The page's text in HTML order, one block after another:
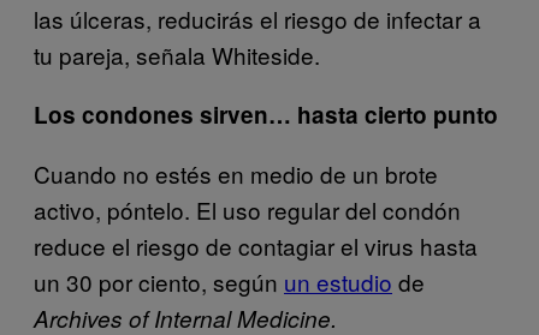
las úlceras, reducirás el riesgo de infectar a
tu pareja, señala Whiteside.
Los condones sirven… hasta cierto punto
Cuando no estés en medio de un brote
activo, póntelo. El uso regular del condón
reduce el riesgo de contagiar el virus hasta
un 30 por ciento, según un estudio de
Archives of Internal Medicine.